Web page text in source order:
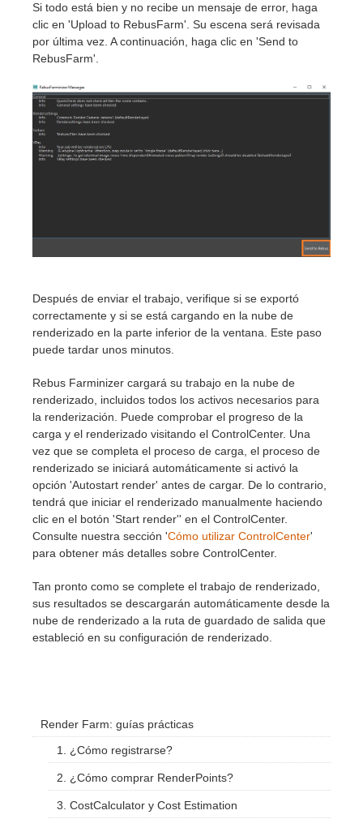
Si todo está bien y no recibe un mensaje de error, haga
clic en 'Upload to RebusFarm'. Su escena será revisada
por última vez. A continuación, haga clic en 'Send to
RebusFarm'.
Después de enviar el trabajo, verifique si se exportó
correctamente y si se está cargando en la nube de
renderizado en la parte inferior de la ventana. Este paso
puede tardar unos minutos.
Rebus Farminizer cargará su trabajo en la nube de
renderizado, incluidos todos los activos necesarios para
la renderización. Puede comprobar el progreso de la
carga y el renderizado visitando el ControlCenter. Una
vez que se completa el proceso de carga, el proceso de
renderizado se iniciará automáticamente si activó la
opción 'Autostart render' antes de cargar. De lo contrario,
tendrá que iniciar el renderizado manualmente haciendo
clic en el botón 'Start render'' en el ControlCenter.
Consulte nuestra sección 'Cómo utilizar ControlCenter'
para obtener más detalles sobre ControlCenter.
Tan pronto como se complete el trabajo de renderizado,
sus resultados se descargarán automáticamente desde la
nube de renderizado a la ruta de guardado de salida que
estableció en su configuración de renderizado.
Render Farm: guías prácticas
1. ¿Cómo registrarse?
2. ¿Cómo comprar RenderPoints?
3. CostCalculator y Cost Estimation